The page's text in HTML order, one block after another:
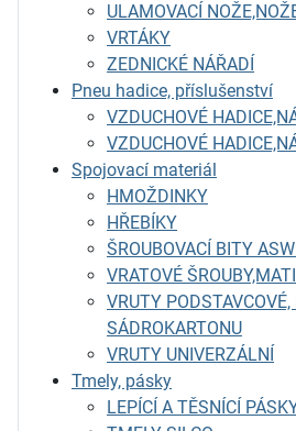
ULAMOVACÍ
VRTÁKY
ZEDNICKÉ NÁŘADÍ
Pneu hadice, příslušenství
VZDUCHOVÉ
VZDUCHOVÉ
Spojovací materiál
HMOŽDINKY
HŘEBÍKY
ŠROUBOVACÍ BITY
VRATOVÉ
VRUTY PODSTAVCOVÉ,
SÁDROKARTONU
VRUTY UNIVERZÁLNÍ
Tmely, pásky
LEPÍCÍ A TĚSNÍCÍ